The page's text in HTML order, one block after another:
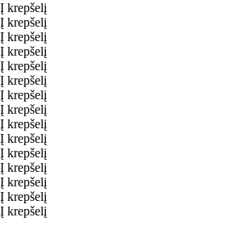
Į krepšelį
Į krepšelį
Į krepšelį
Į krepšelį
Į krepšelį
Į krepšelį
Į krepšelį
Į krepšelį
Į krepšelį
Į krepšelį
Į krepšelį
Į krepšelį
Į krepšelį
Į krepšelį
Į krepšelį